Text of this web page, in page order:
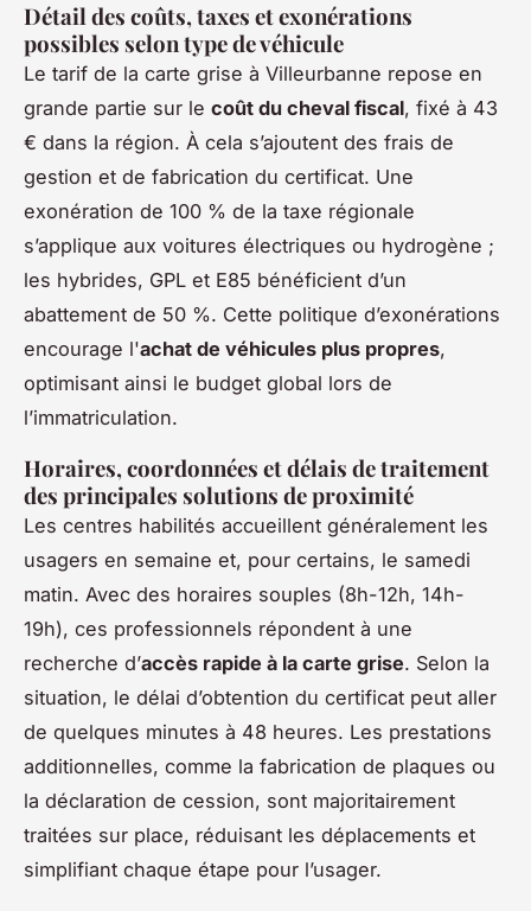
Détail des coûts, taxes et exonérations
possibles selon type de véhicule
Le tarif de la carte grise à Villeurbanne repose en
grande partie sur le coût du cheval fiscal, fixé à 43
€ dans la région. À cela s’ajoutent des frais de
gestion et de fabrication du certificat. Une
exonération de 100 % de la taxe régionale
s’applique aux voitures électriques ou hydrogène ;
les hybrides, GPL et E85 bénéficient d’un
abattement de 50 %. Cette politique d’exonérations
encourage l'achat de véhicules plus propres,
optimisant ainsi le budget global lors de
l’immatriculation.
Horaires, coordonnées et délais de traitement
des principales solutions de proximité
Les centres habilités accueillent généralement les
usagers en semaine et, pour certains, le samedi
matin. Avec des horaires souples (8h-12h, 14h-
19h), ces professionnels répondent à une
recherche d’accès rapide à la carte grise. Selon la
situation, le délai d’obtention du certificat peut aller
de quelques minutes à 48 heures. Les prestations
additionnelles, comme la fabrication de plaques ou
la déclaration de cession, sont majoritairement
traitées sur place, réduisant les déplacements et
simplifiant chaque étape pour l’usager.